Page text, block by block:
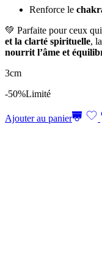
Renforce le
💚 Parfaite pour ceux
et la clarté spirituelle,
nourrit l’âme et
3cm
-50%Limité
Ajouter au panier